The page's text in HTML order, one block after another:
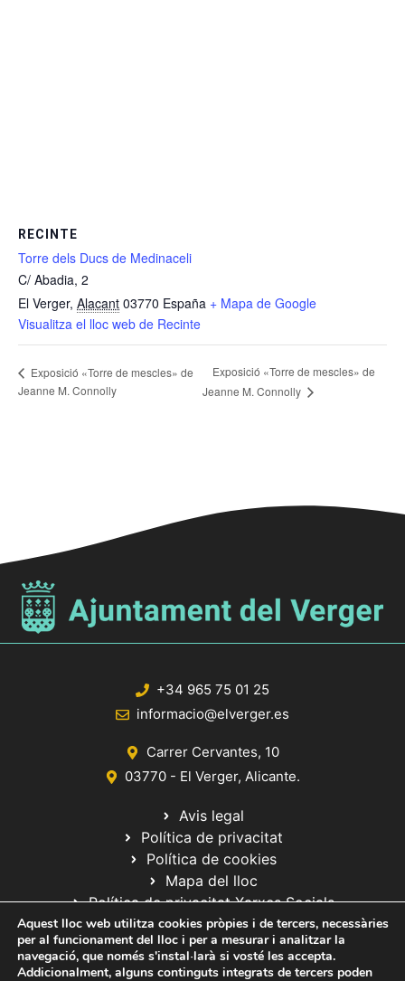
RECINTE
Torre dels Ducs de Medinaceli
C/ Abadia, 2
El Verger, Alacant 03770 España + Mapa de Google
Visualitza el lloc web de Recinte
Exposició «Torre de mescles» de
Jeanne M. Connolly
Exposició «Torre de mescles» de
Jeanne M. Connolly
+34 965 75 01 25
informacio@elverger.es
Carrer Cervantes, 10
03770 - El Verger, Alicante.
Avis legal
Política de privacitat
Política de cookies
Mapa del lloc
Política de privacitat Xarxes Socials
Aquest lloc web utilitza cookies pròpies i de tercers, necessàries
per al funcionament del lloc i per a mesurar i analitzar la
navegació, que només s'instal·larà si vosté les accepta.
Addicionalment, alguns continguts integrats de tercers poden